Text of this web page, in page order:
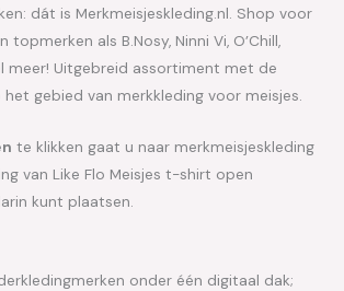
dát is Merkmeisjeskleding.nl. Shop voor
topmerken als B.Nosy, Ninni Vi, O’Chill,
meer! Uitgebreid assortiment met de
gebied van merkkleding voor meisjes.
te klikken gaat u naar merkmeisjeskleding
van Like Flo Meisjes t-shirt open
kunt plaatsen.
onder één digitaal dak;